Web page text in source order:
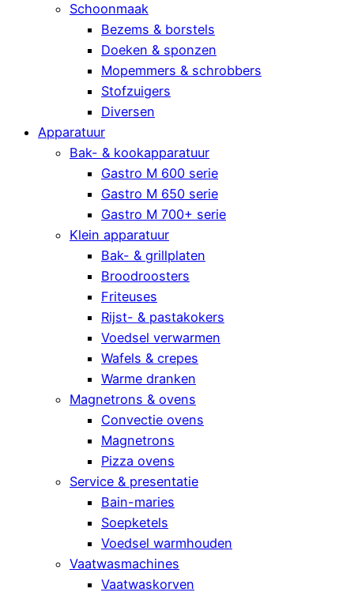
Schoonmaak
Bezems & borstels
Doeken & sponzen
Mopemmers & schrobbers
Stofzuigers
Diversen
Apparatuur
Bak- & kookapparatuur
Gastro M 600 serie
Gastro M 650 serie
Gastro M 700+ serie
Klein apparatuur
Bak- & grillplaten
Broodroosters
Friteuses
Rijst- & pastakokers
Voedsel verwarmen
Wafels & crepes
Warme dranken
Magnetrons & ovens
Convectie ovens
Magnetrons
Pizza ovens
Service & presentatie
Bain-maries
Soepketels
Voedsel warmhouden
Vaatwasmachines
Vaatwaskorven